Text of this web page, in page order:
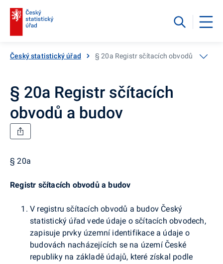
Český statistický úřad § 20a Registr sčítacích obvodů a budov
§ 20a Registr sčítacích
obvodů a budov
§ 20a
Registr sčítacích obvodů a budov
V registru sčítacích obvodů a budov Český
statistický úřad vede údaje o sčítacích obvodech,
zapisuje prvky územní identifikace a údaje o
budovách nacházejících se na území České
republiky na základě údajů, které získal podle